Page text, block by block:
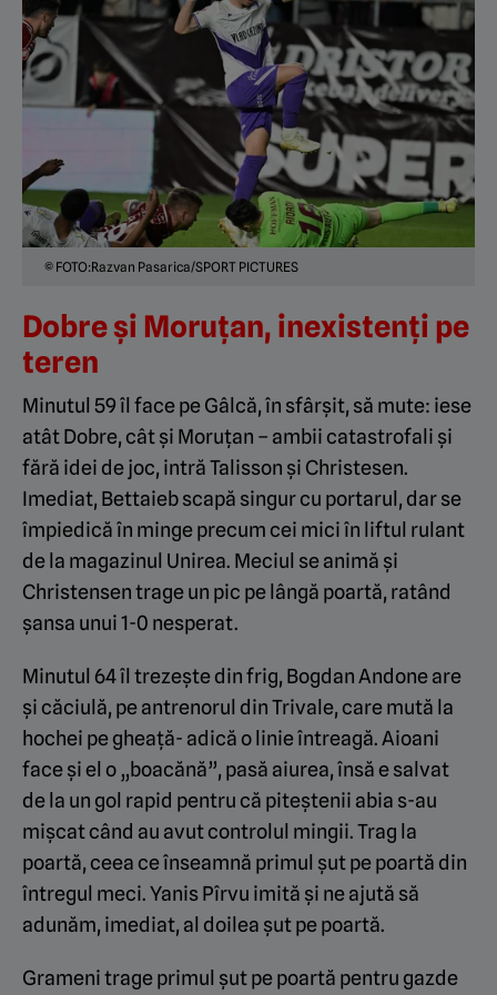
© FOTO:Razvan Pasarica/SPORT PICTURES
Dobre și Moruțan, inexistenți pe
teren
Minutul 59 îl face pe Gâlcă, în sfârșit, să mute: iese
atât Dobre, cât și Moruțan – ambii catastrofali și
fără idei de joc, intră Talisson și Christesen.
Imediat, Bettaieb scapă singur cu portarul, dar se
împiedică în minge precum cei mici în liftul rulant
de la magazinul Unirea. Meciul se animă și
Christensen trage un pic pe lângă poartă, ratând
șansa unui 1-0 nesperat.
Minutul 64 îl trezește din frig, Bogdan Andone are
și căciulă, pe antrenorul din Trivale, care mută la
hochei pe gheață- adică o linie întreagă. Aioani
face și el o „boacănă”, pasă aiurea, însă e salvat
de la un gol rapid pentru că piteștenii abia s-au
mișcat când au avut controlul mingii. Trag la
poartă, ceea ce înseamnă primul șut pe poartă din
întregul meci. Yanis Pîrvu imită și ne ajută să
adunăm, imediat, al doilea șut pe poartă.
Grameni trage primul șut pe poartă pentru gazde